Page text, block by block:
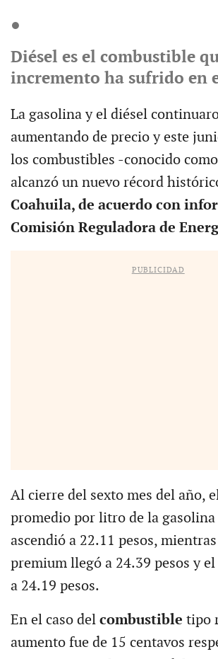
●
Diésel es el combustible
incremento ha sufrido en
La gasolina y el diésel
aumentando de precio y este
los combustibles -conocido
alcanzó un nuevo récord
Coahuila, de acuerdo con
Comisión Reguladora de
PUBLICIDAD
Al cierre del sexto mes del año,
promedio por litro de la
ascendió a 22.11 pesos,
premium llegó a 24.39 pesos y
a 24.19 pesos.
En el caso del combustible tipo
aumento fue de 15 centavos